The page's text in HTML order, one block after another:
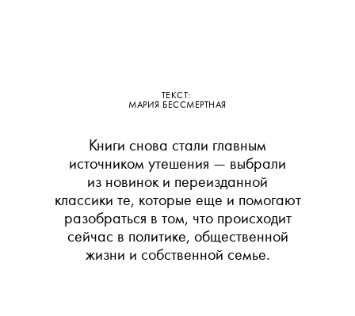
ТЕКСТ:
МАРИЯ БЕССМЕРТНАЯ
Книги снова стали главным
источником утешения — выбрали
из новинок и переизданной
классики те, которые еще и помогают
разобраться в том, что происходит
сейчас в политике, общественной
жизни и собственной семье.